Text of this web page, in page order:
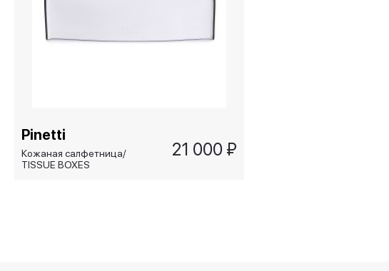
Pinetti
Кожаная салфетница/
TISSUE BOXES
21 000 ₽